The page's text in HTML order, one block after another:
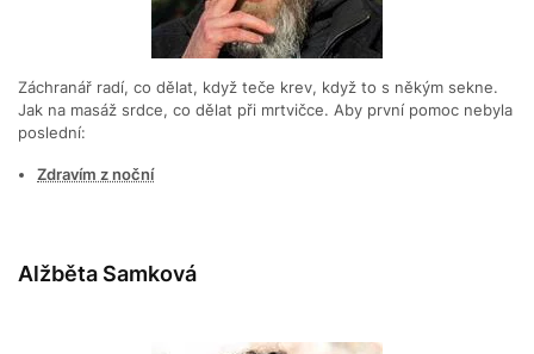
Záchranář radí, co dělat, když teče krev, když to s někým sekne.
Jak na masáž srdce, co dělat při mrtvičce. Aby první pomoc nebyla
poslední:
Zdravím z noční
Alžběta Samková